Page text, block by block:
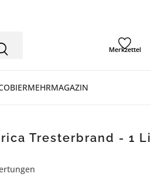
Merkzettel
BIERMEHRMAGAZIN
Tresterbrand - 1